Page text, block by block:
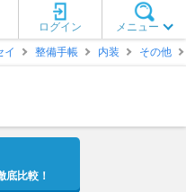
メニュー
ログイン
イ 整備手帳 内装 その他
底比較！